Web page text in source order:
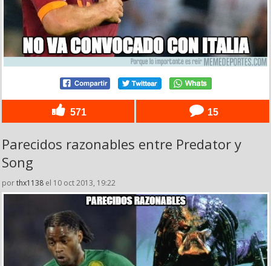
571 15
Parecidos razonables entre Predator y
Song
porthx1138 el 10 oct 2013, 19:22